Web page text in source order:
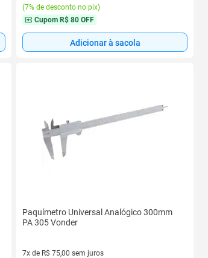
(7% de desconto no pix)
Cupom R$ 80 OFF
Adicionar à sacola
Paquímetro Universal Analógico 300mm
PA 305 Vonder
7x de R$ 75,00 sem juros